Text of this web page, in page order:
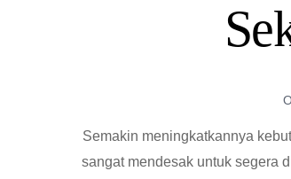
Semakin meningkatkannya
sangat mendesak untuk segera